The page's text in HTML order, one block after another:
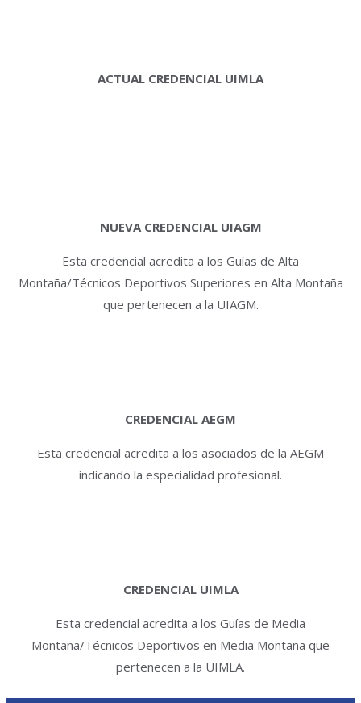
ACTUAL CREDENCIAL UIMLA
NUEVA CREDENCIAL UIAGM
Esta credencial acredita a los Guías de Alta
Montaña/Técnicos Deportivos Superiores en Alta Montaña
que pertenecen a la UIAGM.
CREDENCIAL AEGM
Esta credencial acredita a los asociados de la AEGM
indicando la especialidad profesional.
CREDENCIAL UIMLA
Esta credencial acredita a los Guías de Media
Montaña/Técnicos Deportivos en Media Montaña que
pertenecen a la UIMLA.